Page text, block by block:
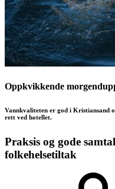
Oppkvikkende
Vannkvaliteten er god i Kristiansand
rett ved hotellet.
Praksis og gode
folkehelsetiltak